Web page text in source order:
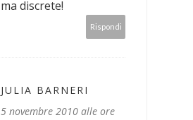
ma discrete!
Rispondi
JULIA BARNERI
5 novembre 2010 alle ore